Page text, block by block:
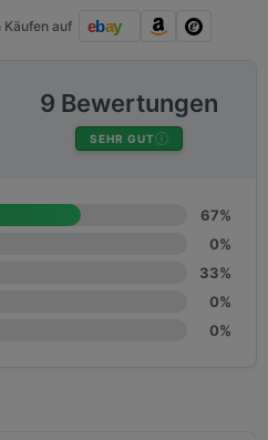
auf
9 Bewertungen
SEHR GUT
67%
0%
33%
0%
0%